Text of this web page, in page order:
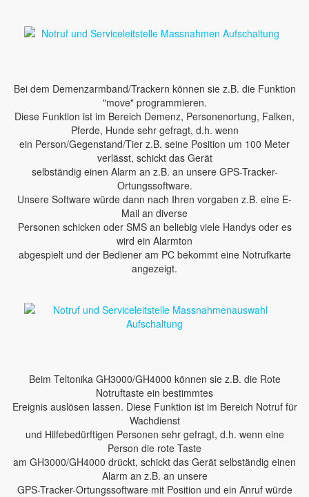
Bei dem Demenzarmband/Trackern können sie z.B. die Funktion
"move" programmieren.
Diese Funktion ist im Bereich Demenz, Personenortung, Falken,
Pferde, Hunde sehr gefragt, d.h. wenn
ein Person/Gegenstand/Tier z.B. seine Position um 100 Meter
verlässt, schickt das Gerät
selbständig einen Alarm an z.B. an unsere GPS-Tracker-
Ortungssoftware.
Unsere Software würde dann nach Ihren vorgaben z.B. eine E-
Mail an diverse
Personen schicken oder SMS an beliebig viele Handys oder es
wird ein Alarmton
abgespielt und der Bediener am PC bekommt eine Notrufkarte
angezeigt.
Beim Teltonika GH3000/GH4000 können sie z.B. die Rote
Notruftaste ein bestimmtes
Ereignis auslösen lassen. Diese Funktion ist im Bereich Notruf für
Wachdienst
und Hilfebedürftigen Personen sehr gefragt, d.h. wenn eine
Person die rote Taste
am GH3000/GH4000 drückt, schickt das Gerät selbständig einen
Alarm an z.B. an unsere
GPS-Tracker-Ortungssoftware mit Position und ein Anruf würde